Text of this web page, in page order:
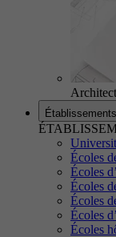
Établissements
Écoles
Écoles
Écoles
Écoles
Écoles
Écoles